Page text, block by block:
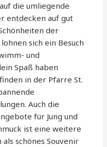
die umliegende
entdecken auf gut
der
sich ein Besuch
und
Spaß haben
in der Pfarre St.
Auch die
für Jung und
ist eine weitere
schönes Souvenir